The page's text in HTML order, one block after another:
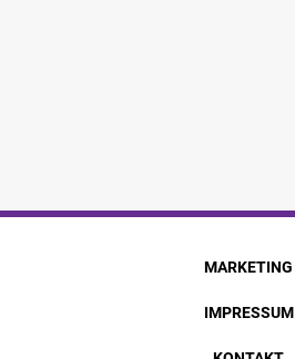
MARKETING
IMPRESSUM